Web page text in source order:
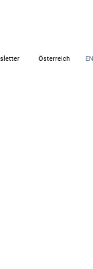
Österreich EN